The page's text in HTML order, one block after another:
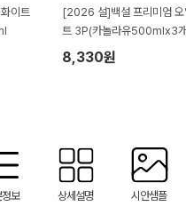
이트
[2026 설]백설 프리미엄 오
트 3P(카놀라유500mlx3
8,330원
보 상세설명 시안샘플